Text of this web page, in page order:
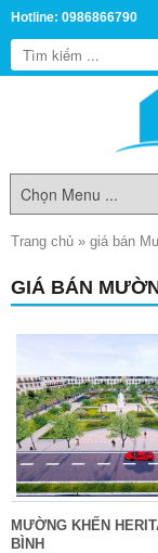
Hotline: 0986866790
Trang chủ » giá bán
GIÁ BÁN
MƯỜNG KHẾN
BÌNH